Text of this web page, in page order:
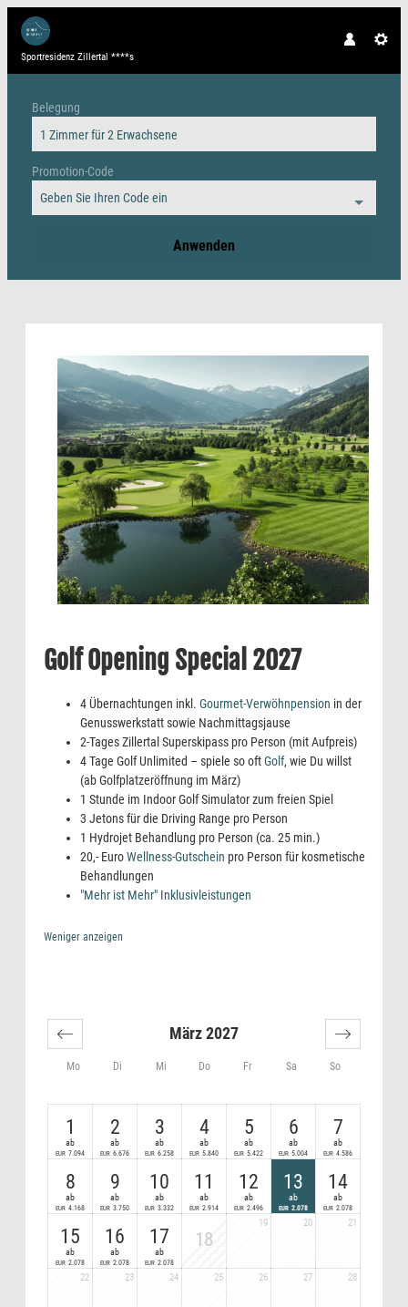
Belegung
1 Zimmerfür2 Erwachsene
Promotion-Code
Geben Sie Ihren Code ein
Anwenden
Sportresidenz Zillertal ****s
Golf Opening Special 2027
4 Übernachtungen inkl. Gourmet-Verwöhnpension in der
Genusswerkstatt sowie Nachmittagsjause
2-Tages Zillertal Superskipass pro Person (mit Aufpreis)
4 Tage Golf Unlimited – spiele so oftGolf, wie Du willst
(ab Golfplatzeröffnung im März)
1 Stunde im Indoor Golf Simulator zum freien Spiel
3 Jetons für die Driving Range pro Person
1 Hydrojet Behandlung pro Person (ca. 25 min.)
20,- EuroWellness-Gutschein pro Person für kosmetische
Behandlungen
"Mehr ist Mehr" Inklusivleistungen
Weniger anzeigen
Mo Di Mi Do Fr Sa So
März 2027
1
ab
EUR 7.094
2
ab
EUR 6.676
3
ab
EUR 6.258
4
ab
EUR 5.840
5
ab
EUR 5.422
6
ab
EUR 5.004
7
ab
EUR 4.586
8
ab
EUR 4.168
9
ab
EUR 3.750
10
ab
EUR 3.332
11
ab
EUR 2.914
12
ab
EUR 2.496
13
ab
EUR 2.078
14
ab
EUR 2.078
15
ab
EUR 2.078
16
ab
EUR 2.078
17
ab
EUR 2.078
18
19 20 21
22 23 24 25 26 27 28